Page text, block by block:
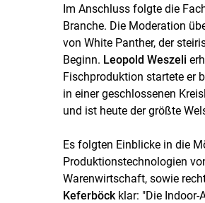
Im Anschluss folgte die
Branche. Die Moderation
von White Panther, der
Beginn. Leopold Weszeli
Fischproduktion startete er
in einer geschlossenen
und ist heute der größte
Es folgten Einblicke in die
Produktionstechnologien
Warenwirtschaft, sowie
Keferböckklar: "Die Indoor-